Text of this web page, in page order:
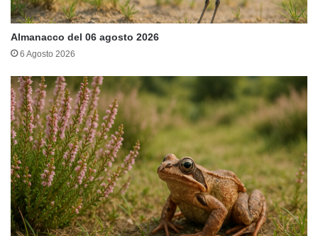
Almanacco del 06 agosto 2026
6 Agosto 2026